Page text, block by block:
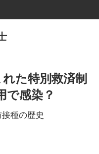
た特別救済制
で感染？
種の歴史